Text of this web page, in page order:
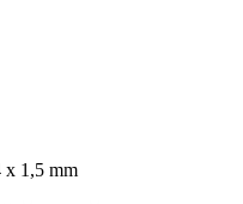
x 1,5 mm